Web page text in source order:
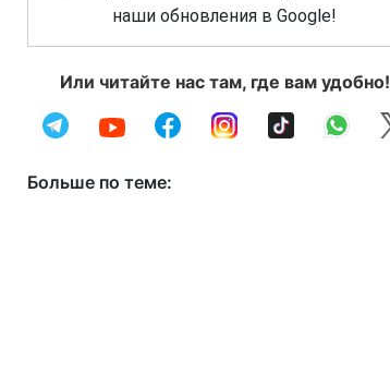
наши обновления в Google!
Или читайте нас там, где вам удобно!
Больше по теме: